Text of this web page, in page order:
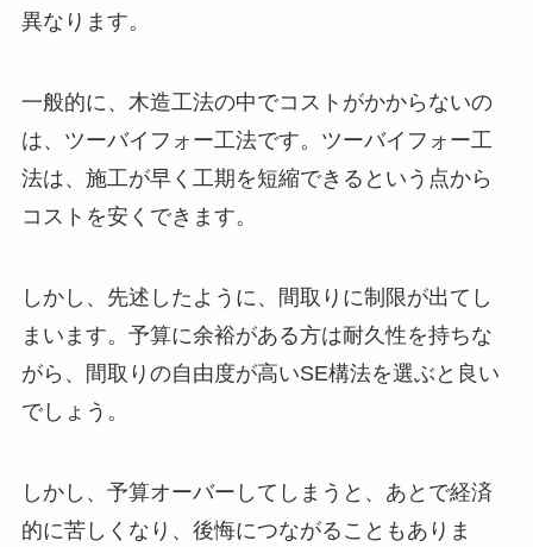
異なります。
一般的に、木造工法の中でコストがかからないの
は、ツーバイフォー工法です。ツーバイフォー工
法は、施工が早く工期を短縮できるという点から
コストを安くできます。
しかし、先述したように、間取りに制限が出てし
まいます。予算に余裕がある方は耐久性を持ちな
がら、間取りの自由度が高いSE構法を選ぶと良い
でしょう。
しかし、予算オーバーしてしまうと、あとで経済
的に苦しくなり、後悔につながることもありま